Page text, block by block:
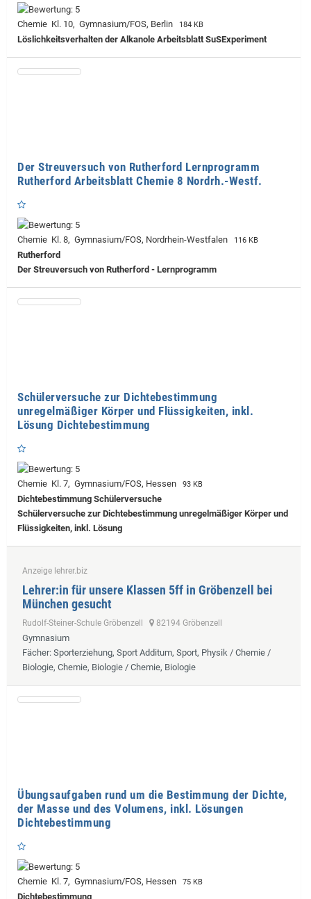
Chemie Kl. 10, Gymnasium/FOS, Berlin 184 KB
Löslichkeitsverhalten der Alkanole Arbeitsblatt SuSExperiment
Der Streuversuch von Rutherford Lernprogramm
Rutherford Arbeitsblatt Chemie 8 Nordrh.-Westf.
Chemie Kl. 8, Gymnasium/FOS, Nordrhein-Westfalen 116 KB
Rutherford
Der Streuversuch von Rutherford - Lernprogramm
Schülerversuche zur Dichtebestimmung
unregelmäßiger Körper und Flüssigkeiten, inkl.
Lösung Dichtebestimmung
Chemie Kl. 7, Gymnasium/FOS, Hessen 93 KB
Dichtebestimmung Schülerversuche
Schülerversuche zur Dichtebestimmung unregelmäßiger Körper und
Flüssigkeiten, inkl. Lösung
Anzeige lehrer.biz
Lehrer:in für unsere Klassen 5ff in Gröbenzell bei
München gesucht
Rudolf-Steiner-Schule Gröbenzell 82194 Gröbenzell
Gymnasium
Fächer: Sporterziehung, Sport Additum, Sport, Physik / Chemie /
Biologie, Chemie, Biologie / Chemie, Biologie
Übungsaufgaben rund um die Bestimmung der Dichte,
der Masse und des Volumens, inkl. Lösungen
Dichtebestimmung
Chemie Kl. 7, Gymnasium/FOS, Hessen 75 KB
Dichtebestimmung